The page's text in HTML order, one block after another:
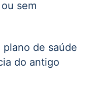
sem
de saúde
do antigo